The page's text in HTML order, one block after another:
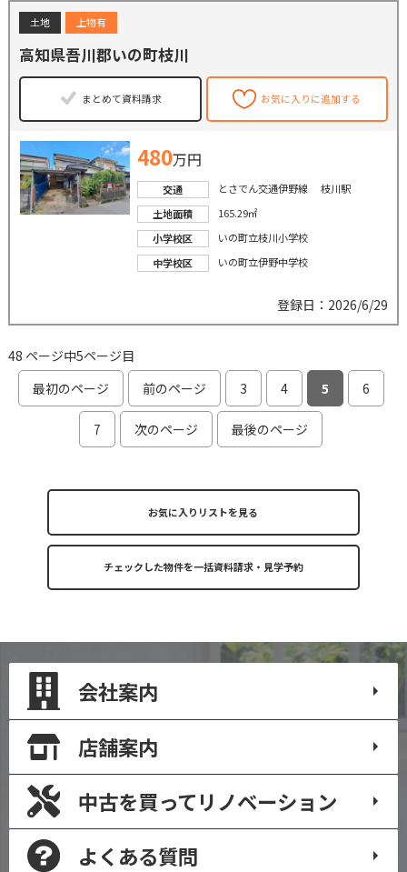
土地 上物有
高知県吾川郡いの町枝川
まとめて資料請求 お気に入りに追加する
480万円
交通
とさでん交通伊野線 枝川駅
土地面積
165.29㎡
小学校区
いの町立枝川小学校
中学校区
いの町立伊野中学校
登録日：2026/6/29
48 ページ中5ページ目
最初のページ
前のページ 3 4 5 6
7 次のページ 最後のページ
お気に入りリストを見る
会社案内
店舗案内
中古を買ってリノベーション
よくある質問